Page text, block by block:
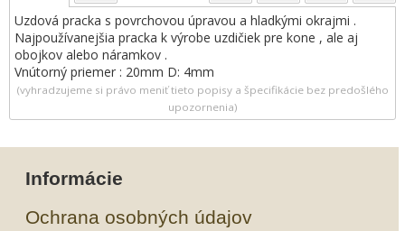
Uzdová pracka s povrchovou úpravou a hladkými okrajmi .
Najpoužívanejšia pracka k výrobe uzdičiek pre kone , ale aj
obojkov alebo náramkov .
Vnútorný priemer : 20mm D: 4mm
(vyhradzujeme si právo meniť tieto popisy a špecifikácie bez predošlého
upozornenia)
Informácie
Ochrana osobných údajov